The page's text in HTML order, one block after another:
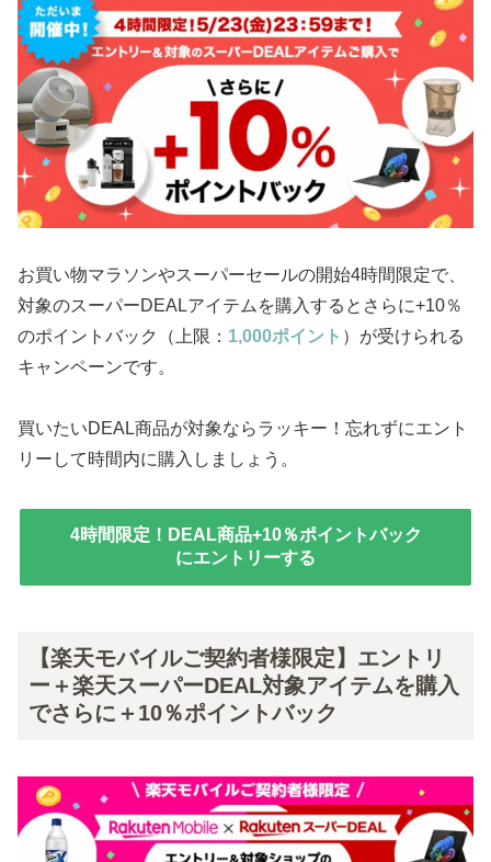
お買い物マラソンやスーパーセールの開始4時間限定で、
対象のスーパーDEALアイテムを購入するとさらに+10％
のポイントバック（上限： 1,000ポイント ）が受けられる
キャンペーンです。
買いたいDEAL商品が対象ならラッキー！忘れずにエント
リーして時間内に購入しましょう。
4時間限定！DEAL商品+10％ポイントバック
にエントリーする
【楽天モバイルご契約者様限定】エントリ
ー＋楽天スーパーDEAL対象アイテムを購入
でさらに＋10％ポイントバック